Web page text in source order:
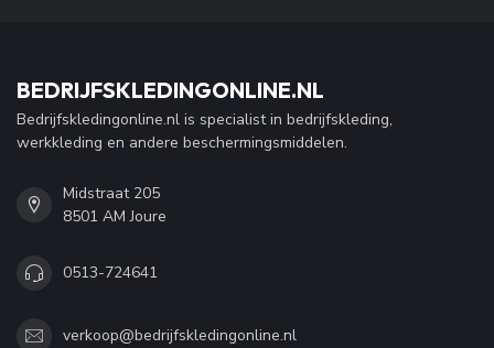
BEDRIJFSKLEDINGONLINE.NL
Bedrijfskledingonline.nl is specialist in bedrijfskleding,
werkkleding en andere beschermingsmiddelen.
Midstraat 205
8501 AM Joure
0513-724641
verkoop@bedrijfskledingonline.nl